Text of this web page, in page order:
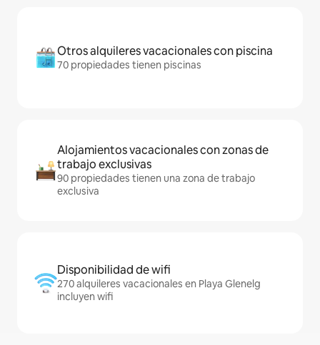
Otros alquileres vacacionales con piscina
70 propiedades tienen piscinas
Alojamientos vacacionales con zonas de
trabajo exclusivas
90 propiedades tienen una zona de trabajo
exclusiva
Disponibilidad de wifi
270 alquileres vacacionales en Playa Glenelg
incluyen wifi